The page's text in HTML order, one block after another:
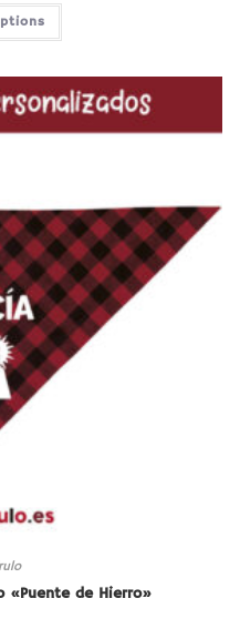
«Puente de Hierro»